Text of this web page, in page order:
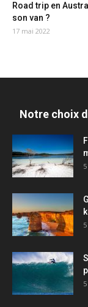
Road trip en
son van ?
17 mai 2022
Notre choix